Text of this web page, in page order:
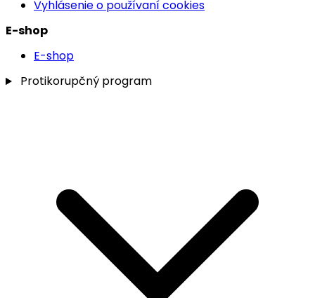
Vyhlásenie o používaní cookies
E-shop
E-shop
Protikorupčný program